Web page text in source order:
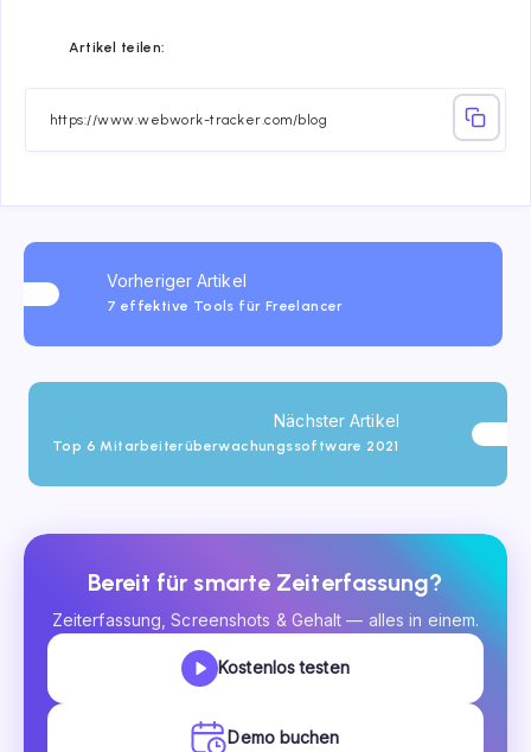
Artikel teilen:
Whatsapp
Vorheriger Artikel
7 effektive Tools für Freelancer
Nächster Artikel
Top 6 Mitarbeiterüberwachungssoftware 2021
Bereit für smarte Zeiterfassung?
Zeiterfassung, Screenshots & Gehalt — alles in einem.
Kostenlos testen
Demo buchen